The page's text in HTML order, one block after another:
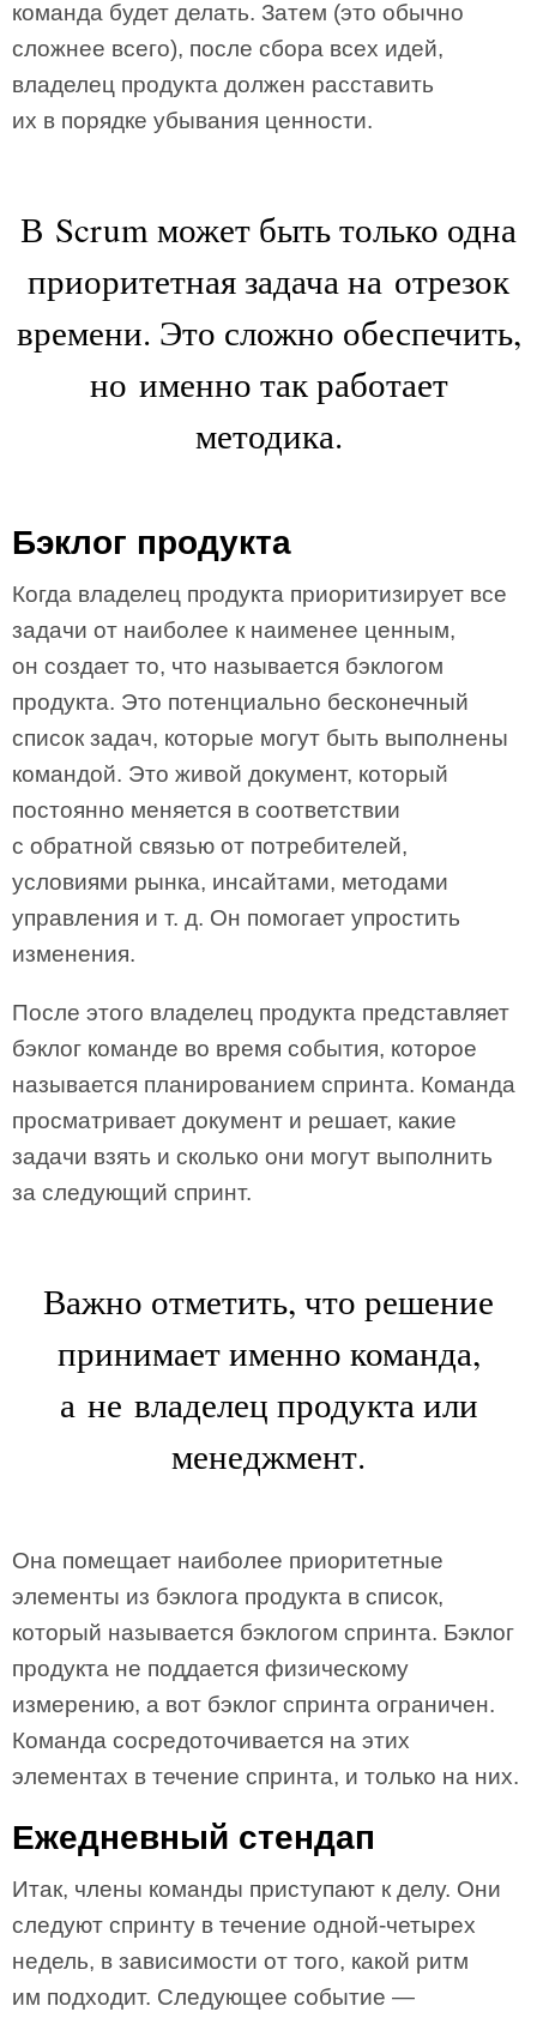
команда будет делать. Затем (это обычно
сложнее всего), после сбора всех идей,
владелец продукта должен расставить
их в порядке убывания ценности.
В Scrum может быть только одна
приоритетная задача на отрезок
времени. Это сложно обеспечить,
но именно так работает
методика.
Бэклог продукта
Когда владелец продукта приоритизирует все
задачи от наиболее к наименее ценным,
он создает то, что называется бэклогом
продукта. Это потенциально бесконечный
список задач, которые могут быть выполнены
командой. Это живой документ, который
постоянно меняется в соответствии
с обратной связью от потребителей,
условиями рынка, инсайтами, методами
управления и т. д. Он помогает упростить
изменения.
После этого владелец продукта представляет
бэклог команде во время события, которое
называется планированием спринта. Команда
просматривает документ и решает, какие
задачи взять и сколько они могут выполнить
за следующий спринт.
Важно отметить, что решение
принимает именно команда,
а не владелец продукта или
менеджмент.
Она помещает наиболее приоритетные
элементы из бэклога продукта в список,
который называется бэклогом спринта. Бэклог
продукта не поддается физическому
измерению, а вот бэклог спринта ограничен.
Команда сосредоточивается на этих
элементах в течение спринта, и только на них.
Ежедневный стендап
Итак, члены команды приступают к делу. Они
следуют спринту в течение одной-четырех
недель, в зависимости от того, какой ритм
им подходит. Следующее событие —